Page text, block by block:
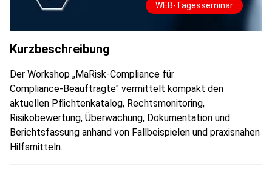
WEB-Tagesseminar
Kurzbeschreibung
Der Workshop „MaRisk‑Compliance für
Compliance‑Beauftragte" vermittelt kompakt den
aktuellen Pflichtenkatalog, Rechtsmonitoring,
Risikobewertung, Überwachung, Dokumentation und
Berichtsfassung anhand von Fallbeispielen und praxisnahen
Hilfsmitteln.